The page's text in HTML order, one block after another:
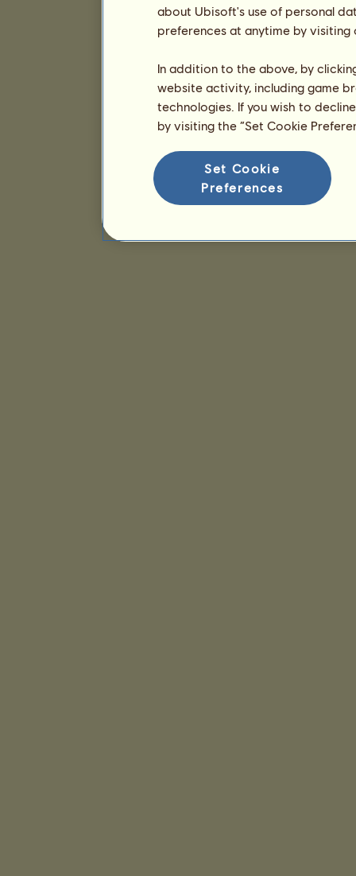
about Ubisoft's use of personal
preferences at anytime by
In addition to the above, by
website activity, including game
technologies. If you wish to
by visiting the “Set Cookie
Set Cookie
Preferences